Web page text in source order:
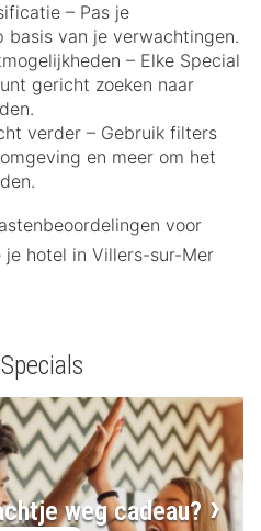
– Pas je
basis van je verwachtingen.
– Elke Special
gericht zoeken naar
verder – Gebruik filters
en meer om het
voor
hotel in Villers-sur-Mer
weg cadeau?